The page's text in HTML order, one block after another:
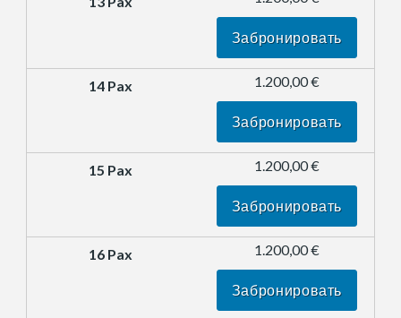
Забронировать
1.200,00 €
Забронировать
1.200,00 €
Забронировать
1.200,00 €
Забронировать